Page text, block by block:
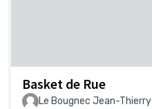
Basket de Rue
Le Bougnec Jean-Thierry